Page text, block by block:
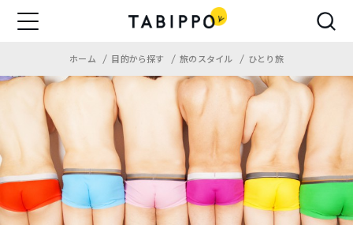
ホーム 目的から探す 旅のスタイル ひとり旅